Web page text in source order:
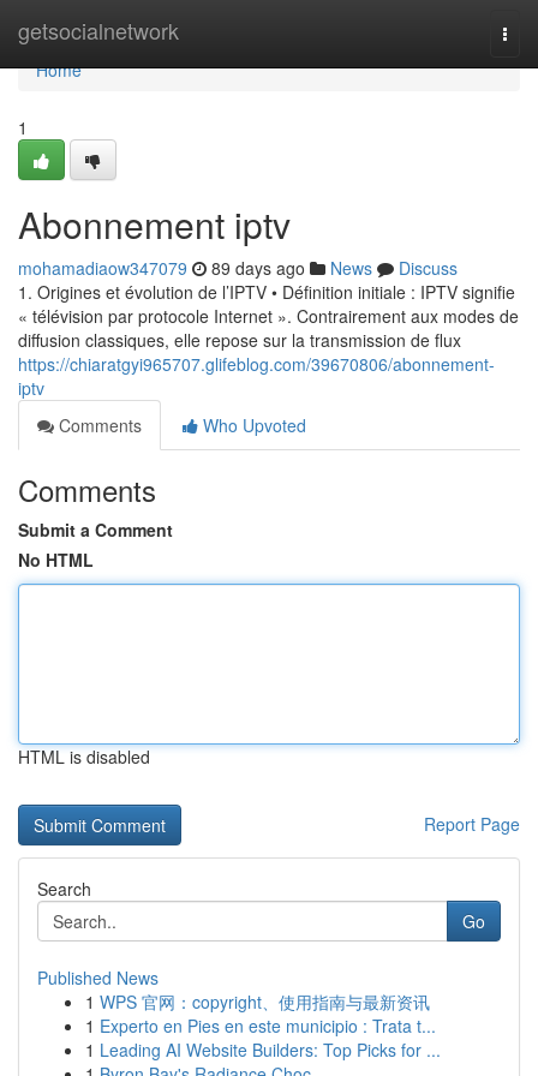
getsocialnetwork
Home
Home
1
Abonnement iptv
mohamadiaow347079 89 days ago News
Discuss
1. Origines et évolution de l’IPTV • Définition initiale : IPTV signifie
« télévision par protocole Internet ». Contrairement aux modes de
diffusion classiques, elle repose sur la transmission de flux
https://chiaratgyi965707.glifeblog.com/39670806/abonnement-
iptv
Comments
Who Upvoted
Comments
Submit a Comment
No HTML
HTML is disabled
Report Page
Search
Go
Published News
1 WPS 官网：copyright、使用指南与最新资讯
1 Experto en Pies en este municipio : Trata t...
1 Leading AI Website Builders: Top Picks for ...